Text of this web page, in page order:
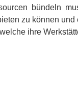
bündeln
zu können
ihre